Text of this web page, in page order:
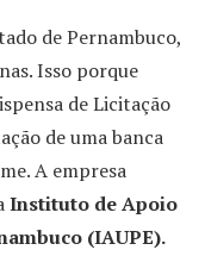
de Pernambuco,
Isso porque
de Licitação
de uma banca
A empresa
Instituto de Apoio
(IAUPE).